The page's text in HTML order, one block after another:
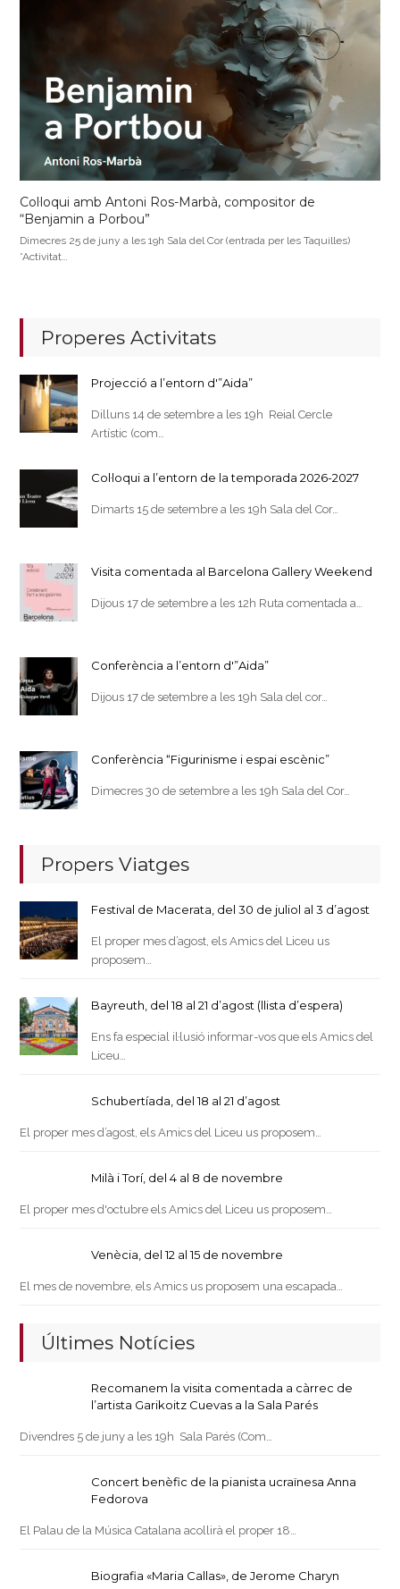
Col·loqui amb Antoni Ros-Marbà, compositor de
“Benjamin a Porbou”
Dimecres 25 de juny a les 19h Sala del Cor (entrada per les Taquilles)
*Activitat…
Properes Activitats
Projecció a l’entorn d'”Aida”
Dilluns 14 de setembre a les 19h Reial Cercle
Artístic (com…
Col·loqui a l’entorn de la temporada 2026-2027
Dimarts 15 de setembre a les 19h Sala del Cor…
Visita comentada al Barcelona Gallery Weekend
Dijous 17 de setembre a les 12h Ruta comentada a…
Conferència a l’entorn d'”Aida”
Dijous 17 de setembre a les 19h Sala del cor…
Conferència “Figurinisme i espai escènic”
Dimecres 30 de setembre a les 19h Sala del Cor…
Propers Viatges
Festival de Macerata, del 30 de juliol al 3 d’agost
El proper mes d’agost, els Amics del Liceu us
proposem…
Bayreuth, del 18 al 21 d’agost (llista d’espera)
Ens fa especial il·lusió informar-vos que els Amics del
Liceu…
Schubertíada, del 18 al 21 d’agost
El proper mes d’agost, els Amics del Liceu us proposem…
Milà i Torí, del 4 al 8 de novembre
El proper mes d'octubre els Amics del Liceu us proposem…
Venècia, del 12 al 15 de novembre
El mes de novembre, els Amics us proposem una escapada…
Últimes Notícies
Recomanem la visita comentada a càrrec de
l’artista Garikoitz Cuevas a la Sala Parés
Divendres 5 de juny a les 19h Sala Parés (Com…
Concert benèfic de la pianista ucraïnesa Anna
Fedorova
El Palau de la Música Catalana acollirà el proper 18…
Biografia «Maria Callas», de Jerome Charyn